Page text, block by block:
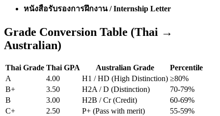
หนังสือรับรองการฝึกงาน / Internship Letter
Grade Conversion Table (Thai →
Australian)
Thai Grade Thai GPA Australian Grade
Percentile
A
4.00 H1 / HD (High Distinction) ≥80%
B+
3.50 H2A / D (Distinction)
70-79%
B
3.00 H2B / Cr (Credit)
60-69%
C+
2.50 P+ (Pass with merit)
55-59%